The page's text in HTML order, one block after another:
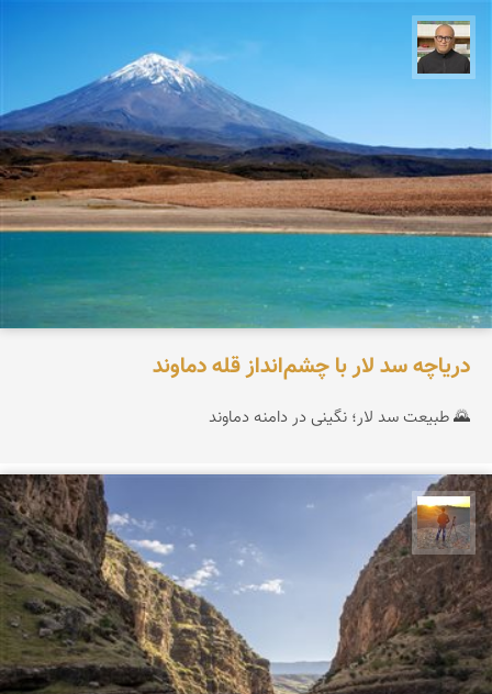
دریاچه سد لار با چشم‌انداز قله دماوند
🌄 طبیعت سد لار؛ نگینی در دامنه دماوند
مهدی مخلصیان